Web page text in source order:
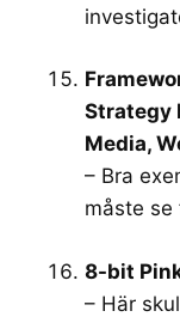
Strategy
Media,
– Bra
måste
8-bit
– Här